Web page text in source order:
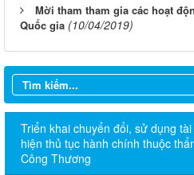
Mời tham tham gia các hoạt
Quốc gia (10/04/2019)
Triển khai chuyển đổi, sử dụng
hiện thủ tục hành chính thuộc
Công Thương